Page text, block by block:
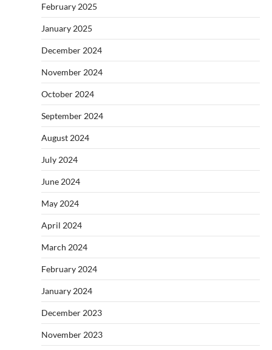
February 2025
January 2025
December 2024
November 2024
October 2024
September 2024
August 2024
July 2024
June 2024
May 2024
April 2024
March 2024
February 2024
January 2024
December 2023
November 2023